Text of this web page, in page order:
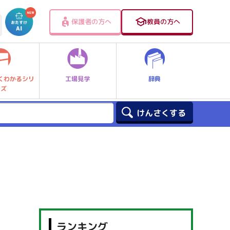
保護者の方へ 教員の方へ
わかるシリ
工場見学 辞典
ランキング